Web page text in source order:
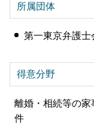
所属団体
第一東京弁護士
得意分野
離婚・相続等の
件